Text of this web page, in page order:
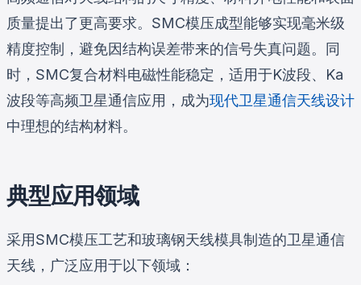
质量提出了更高要求。SMC模压成型能够实现毫米级
精度控制，避免因结构误差带来的信号失真问题。同
时，SMC复合材料电磁性能稳定，适用于K波段、Ka
波段等高频卫星通信应用，成为现代卫星通信天线设计
中理想的结构材料。
典型应用领域
采用SMC模压工艺和玻璃钢天线模具制造的卫星通信
天线，广泛应用于以下领域：